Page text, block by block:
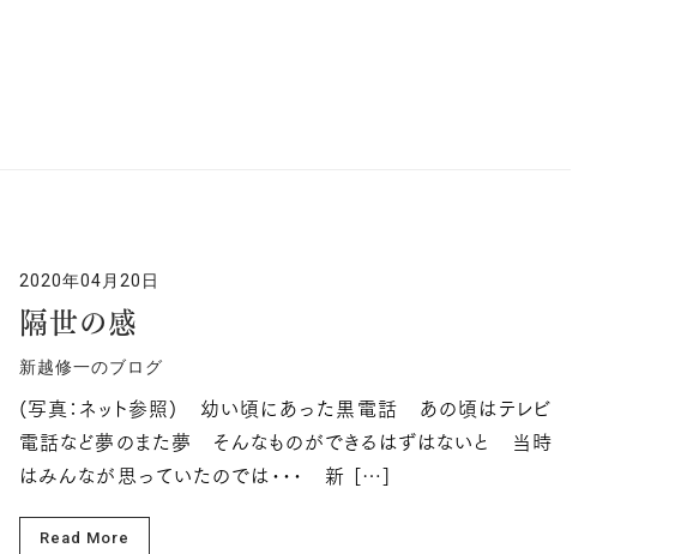
2020年04月20日
隔世の感
新越修一のブログ
(写真：ネット参照) 幼い頃にあった黒電話 あの頃はテレビ
電話など夢のまた夢 そんなものができるはずはないと 当時
はみんなが思っていたのでは･･･ 新 […]
Read More